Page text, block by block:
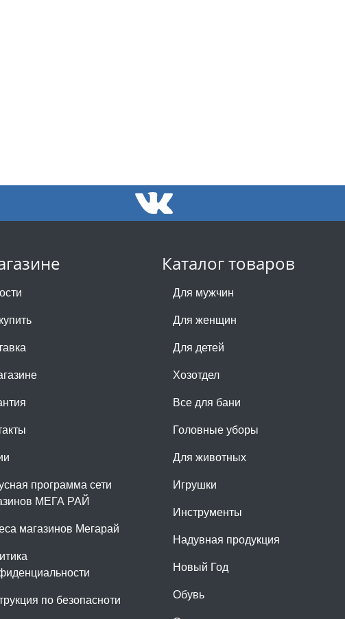
программа сети
МЕГА РАЙ
магазинов Мегарай
по безопасноти
Каталог товаров
Для мужчин
Для женщин
Для детей
Хозотдел
Все для бани
Головные уборы
Для животных
Игрушки
Инструменты
Надувная продукция
Новый Год
Обувь